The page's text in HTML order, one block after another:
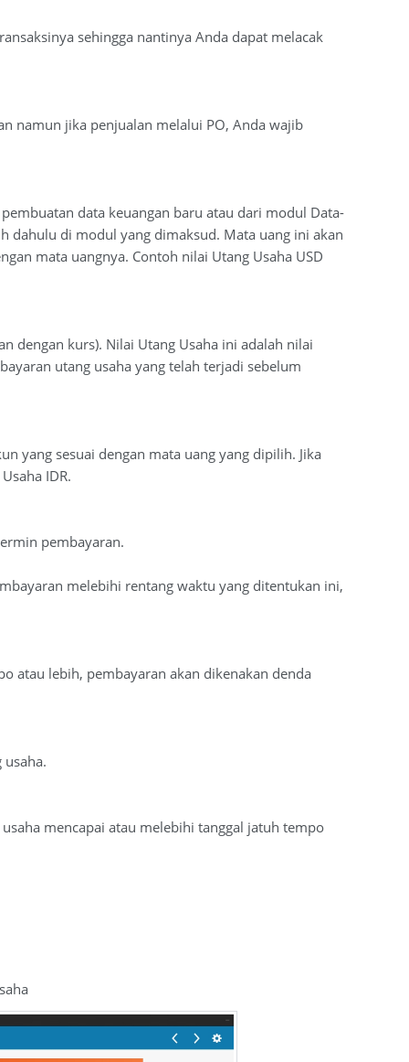
sehingga nantinya Anda dapat melacak
namun jika penjualan melalui PO, Anda wajib
data keuangan baru atau dari modul Data-
dahulu di modul yang dimaksud. Mata uang ini akan
mata uangnya. Contoh nilai Utang Usaha USD
dengan kurs). Nilai Utang Usaha ini adalah nilai
utang usaha yang telah terjadi sebelum
yang sesuai dengan mata uang yang dipilih. Jika
IDR.
pembayaran.
melebihi rentang waktu yang ditentukan ini,
atau lebih, pembayaran akan dikenakan denda
mencapai atau melebihi tanggal jatuh tempo